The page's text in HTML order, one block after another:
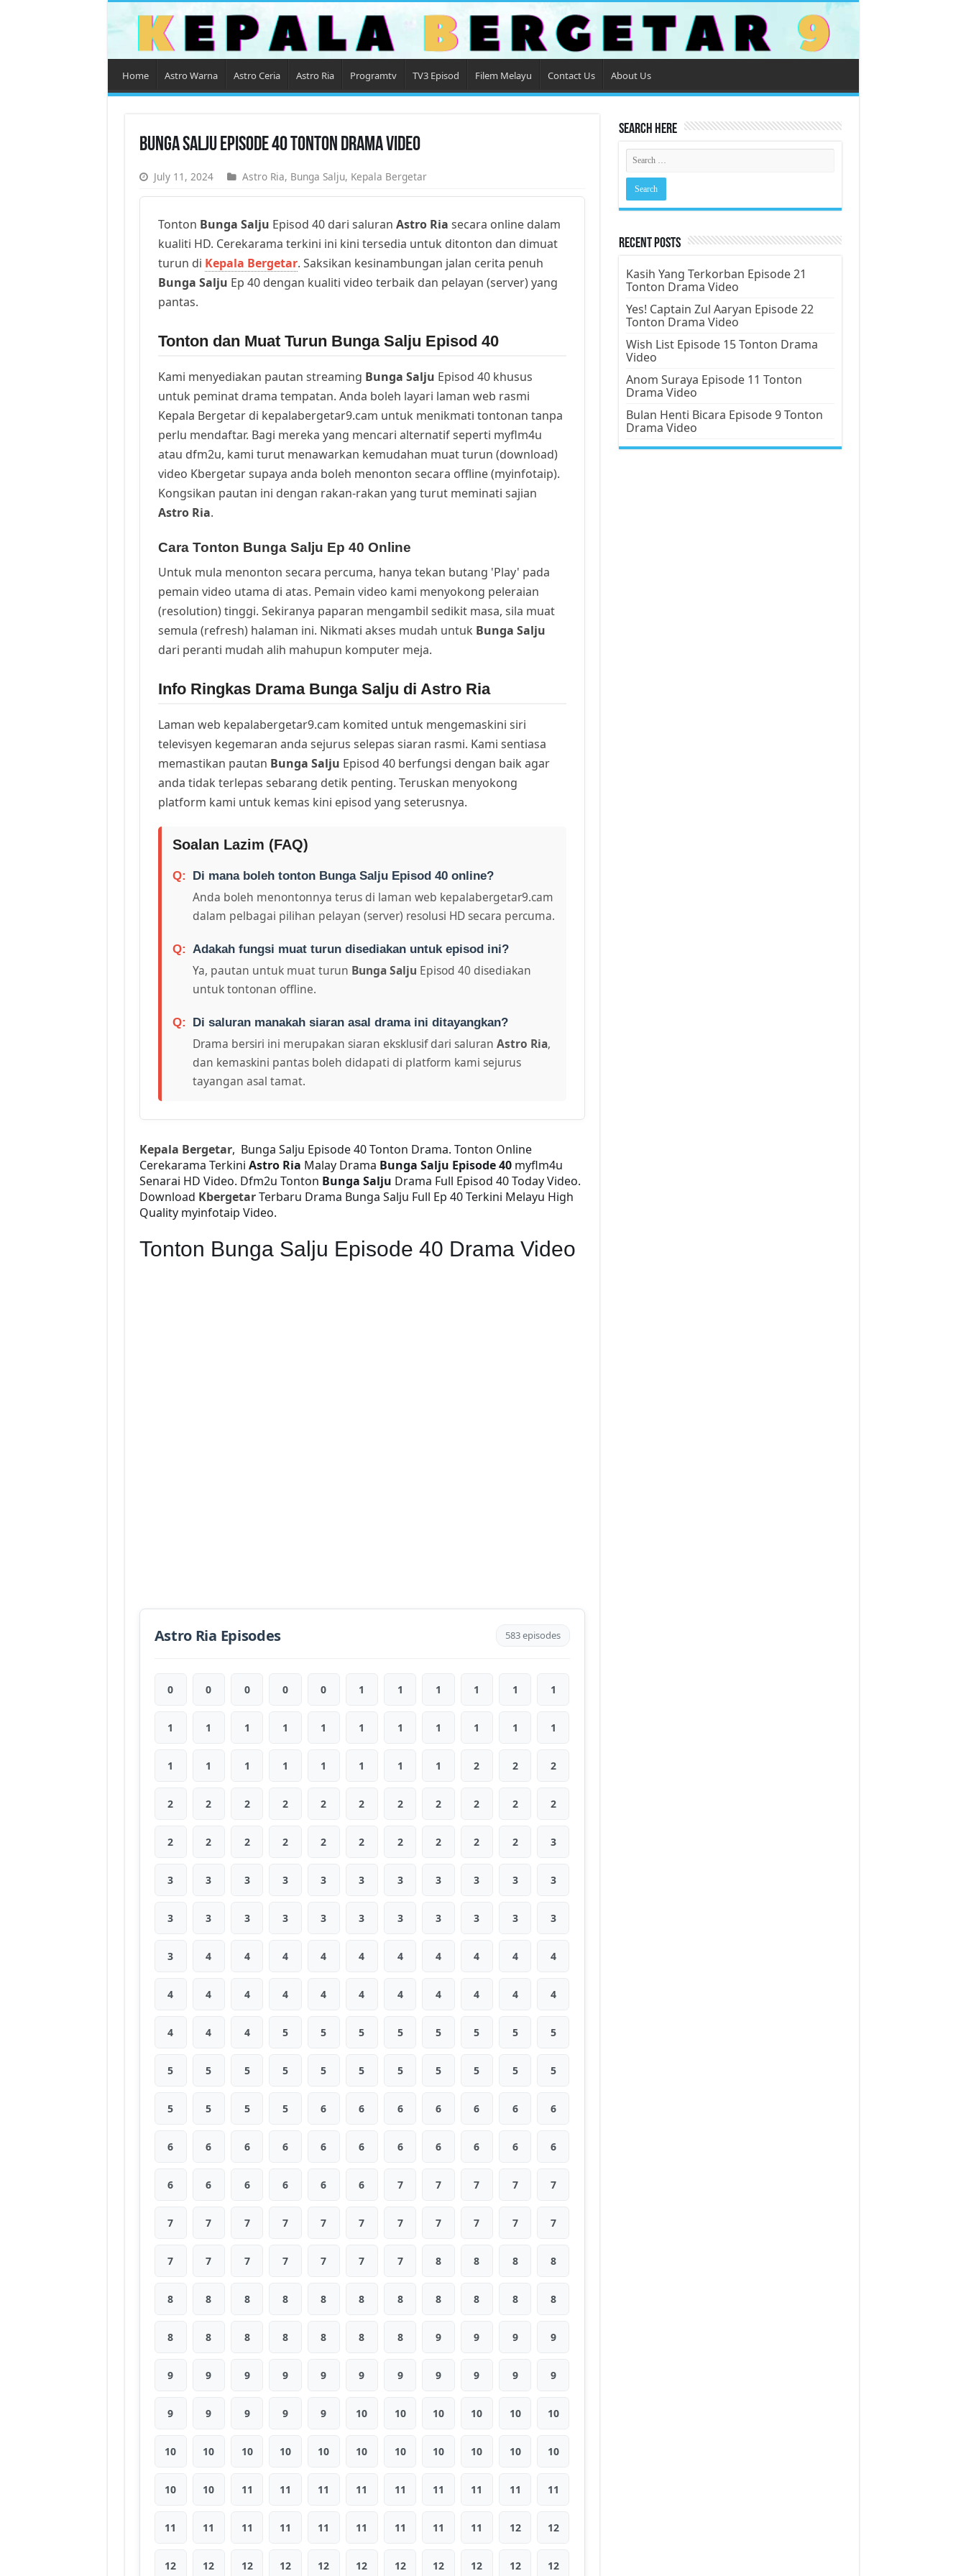
Home Astro Warna Astro Ceria Astro Ria Programtv TV3 Episod Filem Melayu Contact Us About Us
Bunga Salju Episode 40 Tonton Drama Video
July 11, 2024 Astro Ria, Bunga Salju, Kepala Bergetar
Tonton Bunga Salju Episod 40 dari saluran Astro Ria secara online dalam
kualiti HD. Cerekarama terkini ini kini tersedia untuk ditonton dan dimuat
turun di Kepala Bergetar. Saksikan kesinambungan jalan cerita penuh
Bunga Salju Ep 40 dengan kualiti video terbaik dan pelayan (server) yang
pantas.
Tonton dan Muat Turun Bunga Salju Episod 40
Kami menyediakan pautan streaming Bunga Salju Episod 40 khusus
untuk peminat drama tempatan. Anda boleh layari laman web rasmi
Kepala Bergetar di kepalabergetar9.cam untuk menikmati tontonan tanpa
perlu mendaftar. Bagi mereka yang mencari alternatif seperti myflm4u
atau dfm2u, kami turut menawarkan kemudahan muat turun (download)
video Kbergetar supaya anda boleh menonton secara offline (myinfotaip).
Kongsikan pautan ini dengan rakan-rakan yang turut meminati sajian
Astro Ria.
Cara Tonton Bunga Salju Ep 40 Online
Untuk mula menonton secara percuma, hanya tekan butang 'Play' pada
pemain video utama di atas. Pemain video kami menyokong peleraian
(resolution) tinggi. Sekiranya paparan mengambil sedikit masa, sila muat
semula (refresh) halaman ini. Nikmati akses mudah untuk Bunga Salju
dari peranti mudah alih mahupun komputer meja.
Info Ringkas Drama Bunga Salju di Astro Ria
Laman web kepalabergetar9.cam komited untuk mengemaskini siri
televisyen kegemaran anda sejurus selepas siaran rasmi. Kami sentiasa
memastikan pautan Bunga Salju Episod 40 berfungsi dengan baik agar
anda tidak terlepas sebarang detik penting. Teruskan menyokong
platform kami untuk kemas kini episod yang seterusnya.
Soalan Lazim (FAQ)
Di mana boleh tonton Bunga Salju Episod 40 online?
Anda boleh menontonnya terus di laman web kepalabergetar9.cam
dalam pelbagai pilihan pelayan (server) resolusi HD secara percuma.
Adakah fungsi muat turun disediakan untuk episod ini?
Ya, pautan untuk muat turun Bunga Salju Episod 40 disediakan
untuk tontonan offline.
Di saluran manakah siaran asal drama ini ditayangkan?
Drama bersiri ini merupakan siaran eksklusif dari saluran Astro Ria,
dan kemaskini pantas boleh didapati di platform kami sejurus
tayangan asal tamat.
Kepala Bergetar, Bunga Salju Episode 40 Tonton Drama. Tonton Online
Cerekarama Terkini Astro Ria Malay Drama Bunga Salju Episode 40 myflm4u
Senarai HD Video. Dfm2u Tonton Bunga Salju Drama Full Episod 40 Today Video.
Download KbergetarTerbaru Drama Bunga Salju Full Ep 40 Terkini Melayu High
Quality myinfotaip Video.
Tonton Bunga Salju Episode 40 Drama Video
Astro Ria Episodes 583 episodes
0 0 0 0 0 1 1 1 1 1 1
1 1 1 1 1 1 1 1 1 1 1
1 1 1 1 1 1 1 1 2 2 2
2 2 2 2 2 2 2 2 2 2 2
2 2 2 2 2 2 2 2 2 2 3
3 3 3 3 3 3 3 3 3 3 3
3 3 3 3 3 3 3 3 3 3 3
3 4 4 4 4 4 4 4 4 4 4
4 4 4 4 4 4 4 4 4 4 4
4 4 4 5 5 5 5 5 5 5 5
5 5 5 5 5 5 5 5 5 5 5
5 5 5 5 6 6 6 6 6 6 6
6 6 6 6 6 6 6 6 6 6 6
6 6 6 6 6 6 7 7 7 7 7
7 7 7 7 7 7 7 7 7 7 7
7 7 7 7 7 7 7 8 8 8 8
8 8 8 8 8 8 8 8 8 8 8
8 8 8 8 8 8 8 9 9 9 9
9 9 9 9 9 9 9 9 9 9 9
9 9 9 9 9 10 10 10 10 10 10
10 10 10 10 10 10 10 10 10 10 10
10 10 11 11 11 11 11 11 11 11 11
11 11 11 11 11 11 11 11 11 12 12
12 12 12 12 12 12 12 12 12 12 12
Search Here
Recent Posts
Kasih Yang Terkorban Episode 21
Tonton Drama Video
Yes! Captain Zul Aaryan Episode 22
Tonton Drama Video
Wish List Episode 15 Tonton Drama
Video
Anom Suraya Episode 11 Tonton
Drama Video
Bulan Henti Bicara Episode 9 Tonton
Drama Video